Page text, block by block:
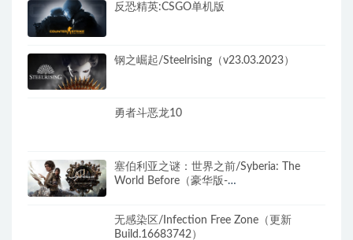
反恐精英:CSGO单机版
钢之崛起/Steelrising（v23.03.2023）
勇者斗恶龙10
塞伯利亚之谜：世界之前/Syberia: The
World Before（豪华版-
无感染区/Infection Free Zone（更新
Build.16683742）